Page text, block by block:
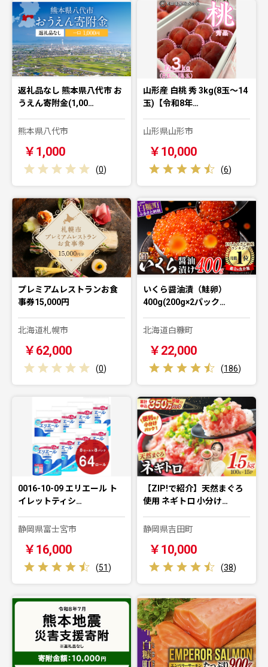
返礼品なし 熊本県八代市 お
うえん寄附金(1,00…
熊本県八代市
￥1,000
(0)
山形産 白桃 秀 3kg(8玉～14
玉)【令和8年…
山形県山形市
￥10,000
(6)
プレミアムレストランお食
事券15,000円
北海道札幌市
￥62,000
(0)
いくら醤油漬（鮭卵）
400g(200g×2パック…
北海道白糠町
￥22,000
(186)
0016-10-09 エリエール ト
イレットティシ…
静岡県富士宮市
￥16,000
(51)
【ZIP!で紹介】天然まぐろ
使用 ネギトロ 小分け…
静岡県吉田町
￥10,000
(38)